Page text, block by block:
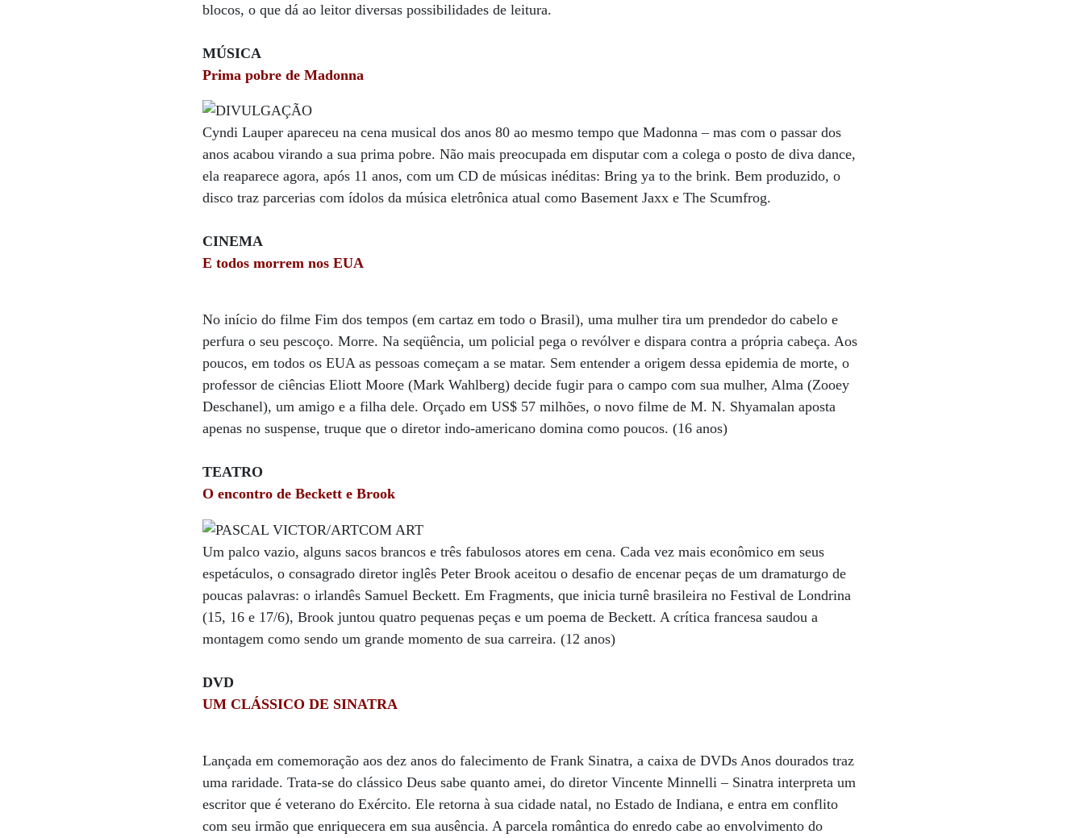
blocos, o que dá ao leitor diversas possibilidades de leitura.
MÚSICA
Prima pobre de Madonna
Cyndi Lauper apareceu na cena musical dos anos 80 ao mesmo tempo que Madonna – mas com o passar dos
anos acabou virando a sua prima pobre. Não mais preocupada em disputar com a colega o posto de diva dance,
ela reaparece agora, após 11 anos, com um CD de músicas inéditas: Bring ya to the brink. Bem produzido, o
disco traz parcerias com ídolos da música eletrônica atual como Basement Jaxx e The Scumfrog.
CINEMA
E todos morrem nos EUA
No início do filme Fim dos tempos (em cartaz em todo o Brasil), uma mulher tira um prendedor do cabelo e
perfura o seu pescoço. Morre. Na seqüência, um policial pega o revólver e dispara contra a própria cabeça. Aos
poucos, em todos os EUA as pessoas começam a se matar. Sem entender a origem dessa epidemia de morte, o
professor de ciências Eliott Moore (Mark Wahlberg) decide fugir para o campo com sua mulher, Alma (Zooey
Deschanel), um amigo e a filha dele. Orçado em US$ 57 milhões, o novo filme de M. N. Shyamalan aposta
apenas no suspense, truque que o diretor indo-americano domina como poucos. (16 anos)
TEATRO
O encontro de Beckett e Brook
Um palco vazio, alguns sacos brancos e três fabulosos atores em cena. Cada vez mais econômico em seus
espetáculos, o consagrado diretor inglês Peter Brook aceitou o desafio de encenar peças de um dramaturgo de
poucas palavras: o irlandês Samuel Beckett. Em Fragments, que inicia turnê brasileira no Festival de Londrina
(15, 16 e 17/6), Brook juntou quatro pequenas peças e um poema de Beckett. A crítica francesa saudou a
montagem como sendo um grande momento de sua carreira. (12 anos)
DVD
UM CLÁSSICO DE SINATRA
Lançada em comemoração aos dez anos do falecimento de Frank Sinatra, a caixa de DVDs Anos dourados traz
uma raridade. Trata-se do clássico Deus sabe quanto amei, do diretor Vincente Minnelli – Sinatra interpreta um
escritor que é veterano do Exército. Ele retorna à sua cidade natal, no Estado de Indiana, e entra em conflito
com seu irmão que enriquecera em sua ausência. A parcela romântica do enredo cabe ao envolvimento do